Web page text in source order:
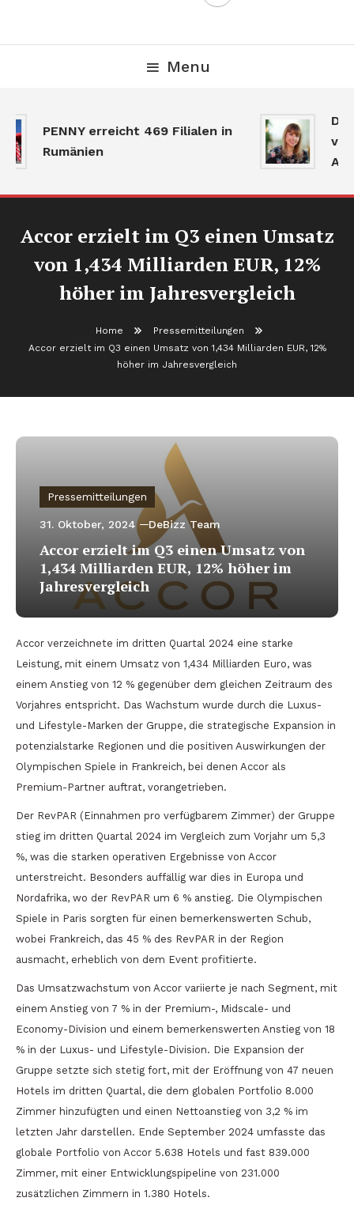
Menu
PENNY erreicht 469 Filialen in
Rumänien
Accor erzielt im Q3 einen Umsatz
von 1,434 Milliarden EUR, 12%
höher im Jahresvergleich
Home
Pressemitteilungen
Accor erzielt im Q3 einen Umsatz von 1,434 Milliarden EUR, 12%
höher im Jahresvergleich
Pressemitteilungen
31. Oktober, 2024 DeBizz Team
Accor erzielt im Q3 einen Umsatz von
1,434 Milliarden EUR, 12% höher im
Jahresvergleich
Accor verzeichnete im dritten Quartal 2024 eine starke
Leistung, mit einem Umsatz von 1,434 Milliarden Euro, was
einem Anstieg von 12 % gegenüber dem gleichen Zeitraum des
Vorjahres entspricht. Das Wachstum wurde durch die Luxus-
und Lifestyle-Marken der Gruppe, die strategische Expansion in
potenzialstarke Regionen und die positiven Auswirkungen der
Olympischen Spiele in Frankreich, bei denen Accor als
Premium-Partner auftrat, vorangetrieben.
Der RevPAR (Einnahmen pro verfügbarem Zimmer) der Gruppe
stieg im dritten Quartal 2024 im Vergleich zum Vorjahr um 5,3
%, was die starken operativen Ergebnisse von Accor
unterstreicht. Besonders auffällig war dies in Europa und
Nordafrika, wo der RevPAR um 6 % anstieg. Die Olympischen
Spiele in Paris sorgten für einen bemerkenswerten Schub,
wobei Frankreich, das 45 % des RevPAR in der Region
ausmacht, erheblich von dem Event profitierte.
Das Umsatzwachstum von Accor variierte je nach Segment, mit
einem Anstieg von 7 % in der Premium-, Midscale- und
Economy-Division und einem bemerkenswerten Anstieg von 18
% in der Luxus- und Lifestyle-Division. Die Expansion der
Gruppe setzte sich stetig fort, mit der Eröffnung von 47 neuen
Hotels im dritten Quartal, die dem globalen Portfolio 8.000
Zimmer hinzufügten und einen Nettoanstieg von 3,2 % im
letzten Jahr darstellen. Ende September 2024 umfasste das
globale Portfolio von Accor 5.638 Hotels und fast 839.000
Zimmer, mit einer Entwicklungspipeline von 231.000
zusätzlichen Zimmern in 1.380 Hotels.